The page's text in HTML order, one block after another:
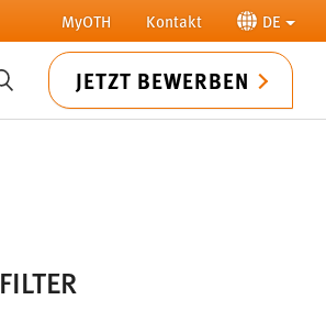
MyOTH Kontakt DE
SUCHE JETZT BEWERBEN
FILTER